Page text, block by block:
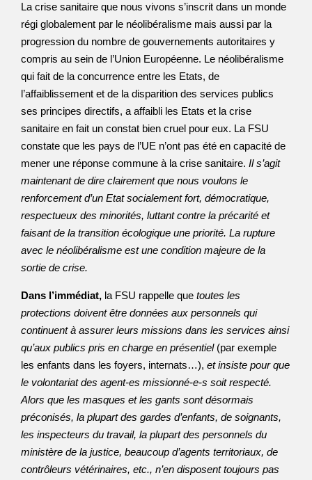
La crise sanitaire que nous vivons s’inscrit dans un monde
régi globalement par le néolibéralisme mais aussi par la
progression du nombre de gouvernements autoritaires y
compris au sein de l’Union Européenne. Le néolibéralisme
qui fait de la concurrence entre les Etats, de
l’affaiblissement et de la disparition des services publics
ses principes directifs, a affaibli les Etats et la crise
sanitaire en fait un constat bien cruel pour eux. La FSU
constate que les pays de l’UE n’ont pas été en capacité de
mener une réponse commune à la crise sanitaire. Il s’agit
maintenant de dire clairement que nous voulons le
renforcement d’un Etat socialement fort, démocratique,
respectueux des minorités, luttant contre la précarité et
faisant de la transition écologique une priorité. La rupture
avec le néolibéralisme est une condition majeure de la
sortie de crise.
Dans l’immédiat, la FSU rappelle que toutes les
protections doivent être données aux personnels qui
continuent à assurer leurs missions dans les services ainsi
qu’aux publics pris en charge en présentiel(par exemple
les enfants dans les foyers, internats…), et insiste pour que
le volontariat des agent-es missionné-e-s soit respecté.
Alors que les masques et les gants sont désormais
préconisés, la plupart des gardes d’enfants, de soignants,
les inspecteurs du travail, la plupart des personnels du
ministère de la justice, beaucoup d’agents territoriaux, de
contrôleurs vétérinaires, etc., n’en disposent toujours pas